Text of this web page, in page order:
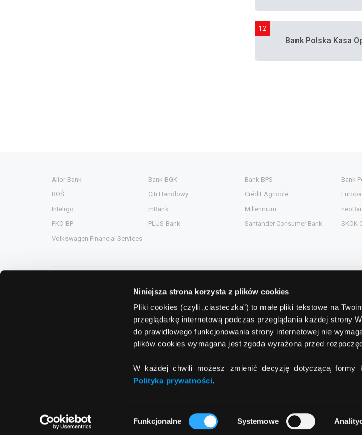
Niniejsza strona korzysta z plików cookies
Pliki cookies (czyli „ciasteczka”) to małe pliki tekstowe na
przeglądarkę internetową podczas przeglądania każdej strony
do prawidłowego funkcjonowania strony internetowej nie
plików cookies wymagana jest zgoda wyrażona przed
W każdej chwili możesz zmienić decyzję dotyczącą formy
Polityka prywatności.
zgody
Funkcjonalne Systemowe
12
Bank Polska Kasa
Alior Bank Bank BGK Bank BPS Bank
BOŚ
Citi Handlowy Crédit Agricole
Inteligo
mBank Millennium
PKO BP
PLUS Bank Santander Consumer Bank SKOK
Volkswagen Financial Services
ComperiaAgent.pl
ComperiaLead.pl
ul.
tel./